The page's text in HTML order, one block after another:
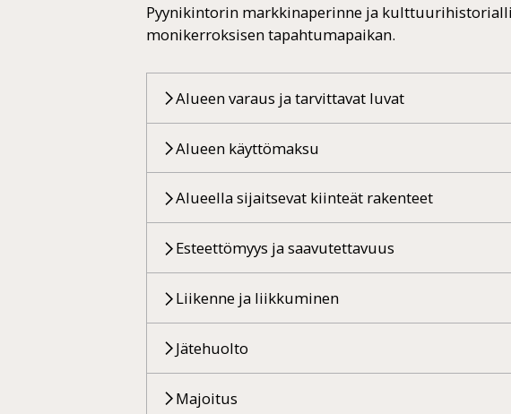
Pyynikintorin markkinaperinne ja
monikerroksisen tapahtumapaikan.
Alueen varaus ja tarvittavat luvat
Alueen käyttömaksu
Alueella sijaitsevat kiinteät rakenteet
Esteettömyys ja saavutettavuus
Liikenne ja liikkuminen
Jätehuolto
Majoitus